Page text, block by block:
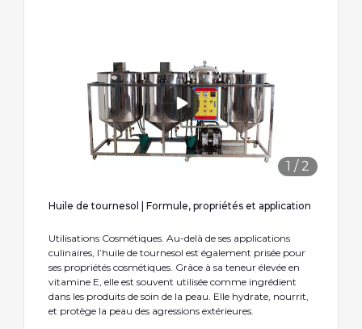
1 / 2
Huile de tournesol | Formule, propriétés et application
Utilisations Cosmétiques. Au-delà de ses applications
culinaires, l’huile de tournesol est également prisée pour
ses propriétés cosmétiques. Grâce à sa teneur élevée en
vitamine E, elle est souvent utilisée comme ingrédient
dans les produits de soin de la peau. Elle hydrate, nourrit,
et protège la peau des agressions extérieures.